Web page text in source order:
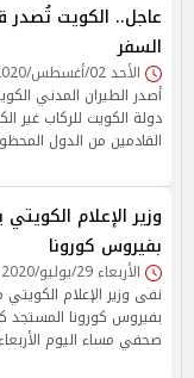
عاجل.. الكويت تُصدر
السفر
الأحد 02/أغسطس/2020 - 09:29 م
أصدر الطيران المدني
دولة الكويت للركاب غير
القادمين من الدول
وزير الإعلام
بفيروس كورونا
الأربعاء 29/يوليو/2020 - 07:46 م
نفى وزير الإعلام
صحفي مساء اليوم